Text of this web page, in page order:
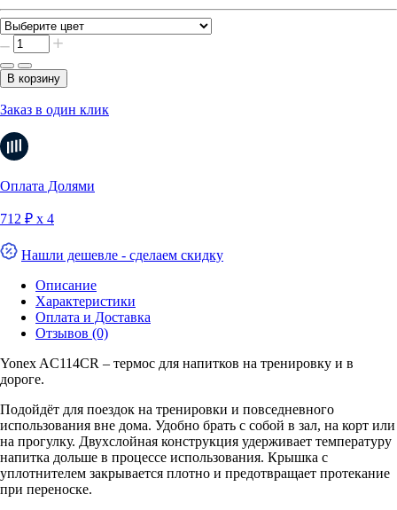
В корзину
Заказ в один клик
Оплата Долями
712 ₽ х 4
Нашли дешевле - сделаем скидку
Описание
Характеристики
Оплата и Доставка
Отзывов (0)
Yonex AC114CR – термос для напитков на тренировку и в
дороге.
Подойдёт для поездок на тренировки и повседневного
использования вне дома. Удобно брать с собой в зал, на корт или
на прогулку. Двухслойная конструкция удерживает температуру
напитка дольше в процессе использования. Крышка с
уплотнителем закрывается плотно и предотвращает протекание
при переноске.